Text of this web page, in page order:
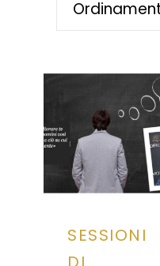
SESSIONI